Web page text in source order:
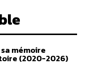
mémoire
(2020-2026)